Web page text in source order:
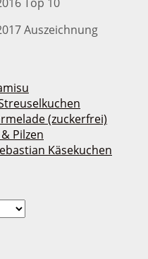
(zuckerfrei)
Pilzen
Käsekuchen